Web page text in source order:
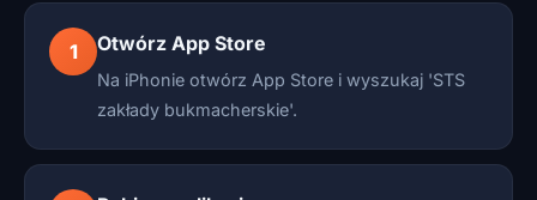
1 Otwórz App Store
Na iPhonie otwórz App Store i wyszukaj 'STS
zakłady bukmacherskie'.